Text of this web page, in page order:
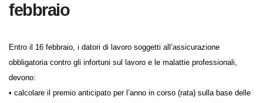
febbraio
Entro il 16 febbraio, i datori di lavoro soggetti all’assicurazione
obbligatoria contro gli infortuni sul lavoro e le malattie professionali,
devono:
• calcolare il premio anticipato per l’anno in corso (rata) sulla base delle